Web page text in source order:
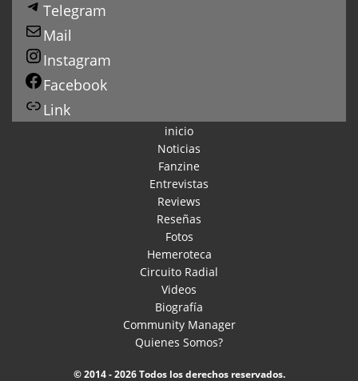
Telegram
Mail
Instagram
Facebook
Link
inicio
Noticias
Fanzine
Entrevistas
Reviews
Reseñas
Fotos
Hemeroteca
Circuito Radial
Videos
Biografía
Community Manager
Quienes Somos?
© 2014 - 2026 Todos los derechos reservados.